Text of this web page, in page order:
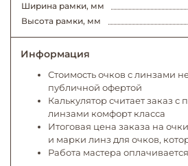
Ширина рамки, мм
Высота рамки, мм
Информация
Стоимость очков с линзами
публичной офертой
Калькулятор считает заказ
линзами комфорт класса
Итоговая цена заказа на
и марки линз для очков,
Работа мастера